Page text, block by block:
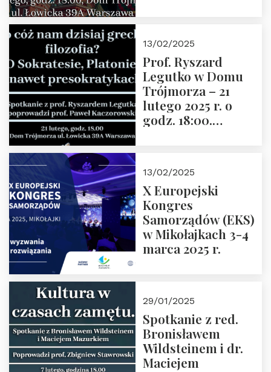
13/02/2025
Prof. Ryszard
Legutko w Domu
Trójmorza – 21
lutego 2025 r. o
godz. 18:00.
Zapraszamy
13/02/2025
X Europejski
Kongres
Samorządów (EKS)
w Mikołajkach 3-4
marca 2025 r.
29/01/2025
Spotkanie z red.
Bronisławem
Wildsteinem i dr.
Maciejem